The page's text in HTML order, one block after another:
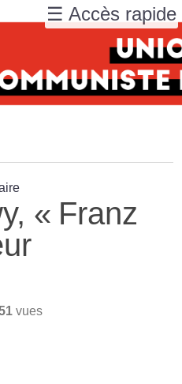
« Franz
vues
☰ Accès rapide